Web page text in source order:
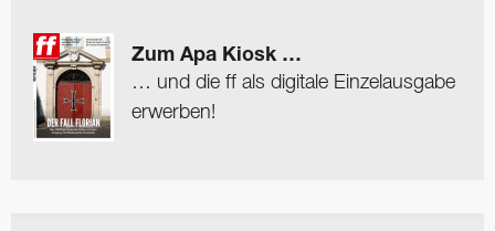
Zum Apa Kiosk …
… und die ff als digitale Einzelausgabe
erwerben!